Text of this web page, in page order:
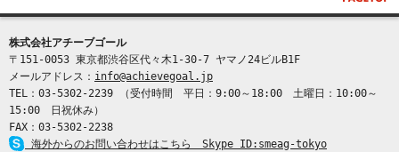
株式会社アチーブゴール
〒151-0053 東京都渋谷区代々木1-30-7 ヤマノ24ビルB1F
メールアドレス： info@achievegoal.jp
TEL：03‐5302‐2239 （受付時間 平日：9:00～18:00 土曜日：10:00～
15:00 日祝休み）
FAX：03‐5302‐2238
海外からのお問い合わせはこちら Skype ID:smeag-tokyo